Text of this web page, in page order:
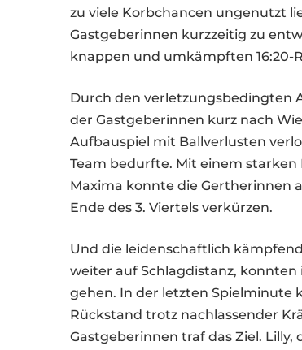
zu viele Korbchancen ungenutzt
Gastgeberinnen kurzzeitig zu
knappen und umkämpften 16:20-
Durch den verletzungsbedingten
der Gastgeberinnen kurz nach
Aufbauspiel mit Ballverlusten
Team bedurfte. Mit einem
Maxima konnte die Gertherinnen
Ende des 3. Viertels verkürzen.
Und die leidenschaftlich
weiter auf Schlagdistanz,
gehen. In der letzten Spielminute
Rückstand trotz nachlassender
Gastgeberinnen traf das Ziel. Lilly,